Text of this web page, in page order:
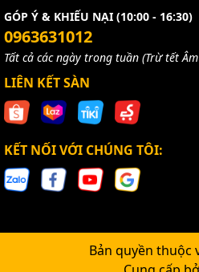
GÓP Ý & KHIẾU NẠI (10:00 - 16:30)
0963631012
Tất cả các ngày trong tuần (Trừ tết
LIÊN KẾT SÀN
KẾT NỐI VỚI CHÚNG TÔI:
Bản quyền thuộc